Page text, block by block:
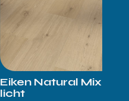
Eiken Natural Mix
licht